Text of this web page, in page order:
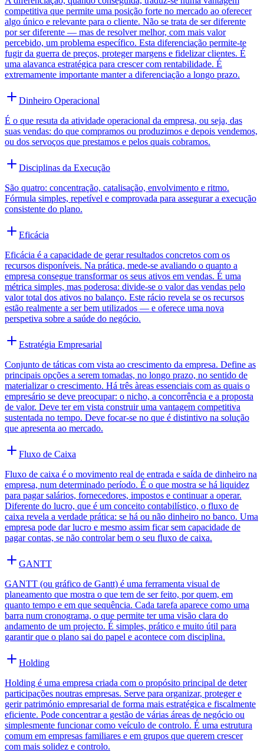
competitiva que permite uma posição forte no mercado ao oferecer
algo único e relevante para o cliente. Não se trata de ser diferente
por ser diferente — mas de resolver melhor, com mais valor
percebido, um problema específico. Esta diferenciação permite-te
fugir da guerra de preços, proteger margens e fidelizar clientes. É
uma alavanca estratégica para crescer com rentabilidade. É
extremamente importante manter a diferenciação a longo prazo.
Dinheiro Operacional
É o que resuta da atividade operacional da empresa, ou seja, das
suas vendas: do que compramos ou produzimos e depois vendemos,
ou dos servoços que prestamos e pelos quais cobramos.
Disciplinas da Execução
São quatro: concentração, catalisação, envolvimento e ritmo.
Fórmula simples, repetível e comprovada para assegurar a execução
consistente do plano.
Eficácia
Eficácia é a capacidade de gerar resultados concretos com os
recursos disponíveis. Na prática, mede-se avaliando o quanto a
empresa consegue transformar os seus ativos em vendas. É uma
métrica simples, mas poderosa: divide-se o valor das vendas pelo
valor total dos ativos no balanço. Este rácio revela se os recursos
estão realmente a ser bem utilizados — e oferece uma nova
perspetiva sobre a saúde do negócio.
Estratégia Empresarial
Conjunto de táticas com vista ao crescimento da empresa. Define as
principais opções a serem tomadas, no longo prazo, no sentido de
materializar o crescimento. Há três àreas essenciais com as quais o
empresário se deve preocupar: o nicho, a concorrência e a proposta
de valor. Deve ter em vista construir uma vantagem competitiva
sustentada no tempo. Deve focar-se no que é distintivo na solução
que apresenta ao mercado.
Fluxo de Caixa
Fluxo de caixa é o movimento real de entrada e saída de dinheiro na
empresa, num determinado período. É o que mostra se há liquidez
para pagar salários, fornecedores, impostos e continuar a operar.
Diferente do lucro, que é um conceito contabilístico, o fluxo de
caixa revela a verdade prática: se há ou não dinheiro no banco. Uma
empresa pode dar lucro e mesmo assim ficar sem capacidade de
pagar contas, se não controlar bem o seu fluxo de caixa.
GANTT
GANTT (ou gráfico de Gantt) é uma ferramenta visual de
planeamento que mostra o que tem de ser feito, por quem, em
quanto tempo e em que sequência. Cada tarefa aparece como uma
barra num cronograma, o que permite ter uma visão clara do
andamento de um projecto. É simples, prático e muito útil para
garantir que o plano sai do papel e acontece com disciplina.
Holding
Holding é uma empresa criada com o propósito principal de deter
participações noutras empresas. Serve para organizar, proteger e
gerir património empresarial de forma mais estratégica e fiscalmente
eficiente. Pode concentrar a gestão de várias áreas de negócio ou
simplesmente funcionar como veículo de controlo. É uma estrutura
comum em empresas familiares e em grupos que querem crescer
com mais solidez e controlo.